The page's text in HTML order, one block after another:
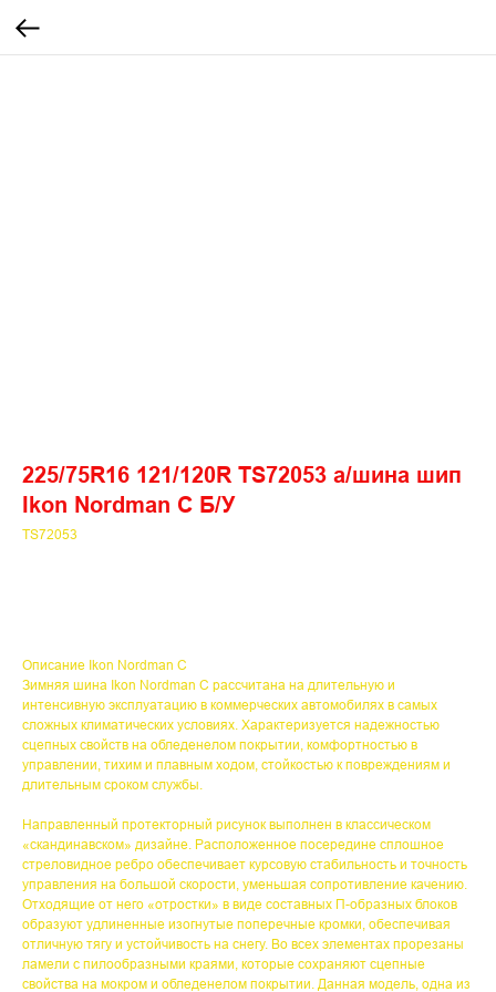
225/75R16 121/120R TS72053 а/шина шип
Ikon Nordman C Б/У
TS72053
Описание Ikon Nordman C
Зимняя шина Ikon Nordman C рассчитана на длительную и
интенсивную эксплуатацию в коммерческих автомобилях в самых
сложных климатических условиях. Характеризуется надежностью
сцепных свойств на обледенелом покрытии, комфортностью в
управлении, тихим и плавным ходом, стойкостью к повреждениям и
длительным сроком службы.
Направленный протекторный рисунок выполнен в классическом
«скандинавском» дизайне. Расположенное посередине сплошное
стреловидное ребро обеспечивает курсовую стабильность и точность
управления на большой скорости, уменьшая сопротивление качению.
Отходящие от него «отростки» в виде составных П-образных блоков
образуют удлиненные изогнутые поперечные кромки, обеспечивая
отличную тягу и устойчивость на снегу. Во всех элементах прорезаны
ламели с пилообразными краями, которые сохраняют сцепные
свойства на мокром и обледенелом покрытии. Данная модель, одна из